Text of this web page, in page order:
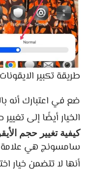
طريقة تكبير
ضع في اعتبارك أنه
الخيار أيضًا إلى
كيفية تغيير حجم
سامسونج هي علامة
أنها لا تتضمن خيار